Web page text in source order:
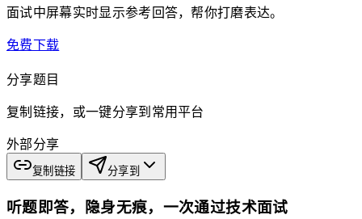
面试中屏幕实时显示参考回答，帮你打磨表达。
免费下载download
分享题目
复制链接，或一键分享到常用平台
外部分享
复制链接 分享到
听题即答，隐身无痕，一次通过技术面试